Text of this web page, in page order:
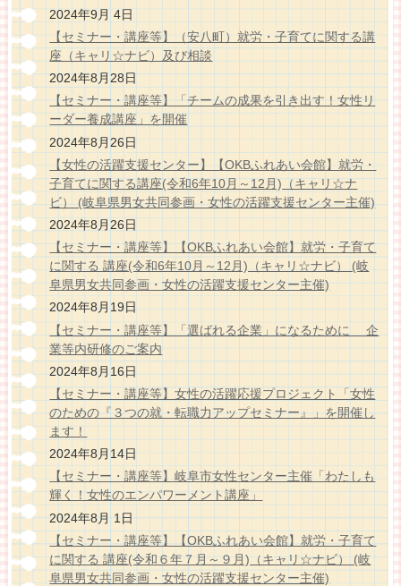
2024年9月 4日
【セミナー・講座等】（安八町）就労・子育てに関する講
座（キャリ☆ナビ）及び相談
2024年8月28日
【セミナー・講座等】「チームの成果を引き出す！女性リ
ーダー養成講座」を開催
2024年8月26日
【女性の活躍支援センター】【OKBふれあい会館】就労・
子育てに関する講座(令和6年10月～12月)（キャリ☆ナ
ビ） (岐阜県男女共同参画・女性の活躍支援センター主催)
2024年8月26日
【セミナー・講座等】【OKBふれあい会館】就労・子育て
に関する 講座(令和6年10月～12月)（キャリ☆ナビ） (岐
阜県男女共同参画・女性の活躍支援センター主催)
2024年8月19日
【セミナー・講座等】「選ばれる企業」になるために 企
業等内研修のご案内
2024年8月16日
【セミナー・講座等】女性の活躍応援プロジェクト「女性
のための『３つの就・転職力アップセミナー』」を開催し
ます！
2024年8月14日
【セミナー・講座等】岐阜市女性センター主催「わたしも
輝く！女性のエンパワーメント講座」
2024年8月 1日
【セミナー・講座等】【OKBふれあい会館】就労・子育て
に関する 講座(令和６年７月～９月)（キャリ☆ナビ） (岐
阜県男女共同参画・女性の活躍支援センター主催)